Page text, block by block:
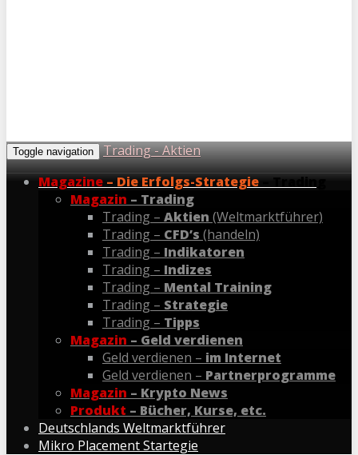
Toggle navigation
Trading - Aktien
Magazine – Die Erfolgs-Strategie – Trading
Magazin – Trading
Trading – Aktien (Weltmarktführer)
Trading – CFD’s (handeln)
Trading – Indikatoren
Trading – Indizes
Trading – Mental Training
Trading – Strategie
Trading – Tipps
Magazin – Geld verdienen
Geld verdienen – im Internet
Geld verdienen – Partnerprogramme
Magazin – Krypto News
Produkt – Bücher, Kurse, etc.
Deutschlands Weltmarktführer
Mikro Placement Startegie